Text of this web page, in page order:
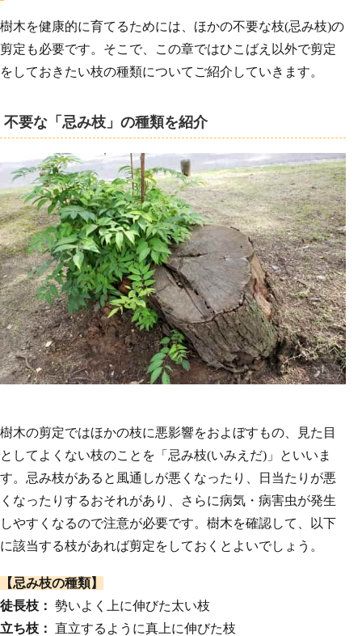
樹木を健康的に育てるためには、ほかの不要な枝(忌み枝)の
剪定も必要です。そこで、この章ではひこばえ以外で剪定
をしておきたい枝の種類についてご紹介していきます。
不要な「忌み枝」の種類を紹介
樹木の剪定ではほかの枝に悪影響をおよぼすもの、見た目
としてよくない枝のことを「忌み枝(いみえだ)」といいま
す。忌み枝があると風通しが悪くなったり、日当たりが悪
くなったりするおそれがあり、さらに病気・病害虫が発生
しやすくなるので注意が必要です。樹木を確認して、以下
に該当する枝があれば剪定をしておくとよいでしょう。
【忌み枝の種類】
徒長枝： 勢いよく上に伸びた太い枝
立ち枝： 直立するように真上に伸びた枝